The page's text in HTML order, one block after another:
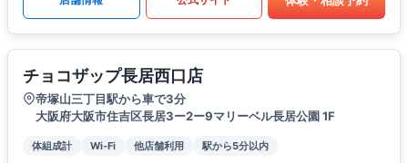
チョコザップ長居西口店
帝塚山三丁目駅から車で3分
大阪府大阪市住吉区長居3ー2ー9マリーベル長居公園 1F
体組成計 Wi-Fi 他店舗利用 駅から5分以内